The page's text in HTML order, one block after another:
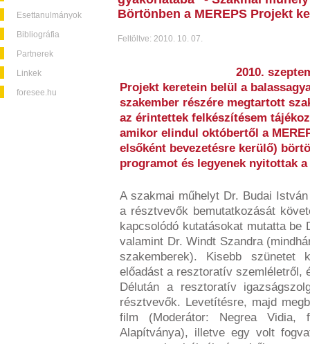
Esettanulmányok
Bibliográfia
Partnerek
Linkek
foresee.hu
Börtönben a MEREPS Projekt
Feltöltve: 2010. 10. 07.
2010.
Projekt keretein belül a
szakember részére megtartott
az érintettek felkészítésem
amikor elindul októbertől a
elsőként bevezetésre kerülő)
programot és legyenek nyitottak
A szakmai műhelyt Dr. Budai
a résztvevők bemutatkozását
kapcsolódó kutatásokat mutatta be
valamint Dr. Windt Szandra
szakemberek). Kisebb szünetet
előadást a resztoratív szemléletről,
Délután a resztoratív
résztvevők. Levetítésre, majd
film (Moderátor: Negrea Vidia,
Alapítványa), illetve egy volt